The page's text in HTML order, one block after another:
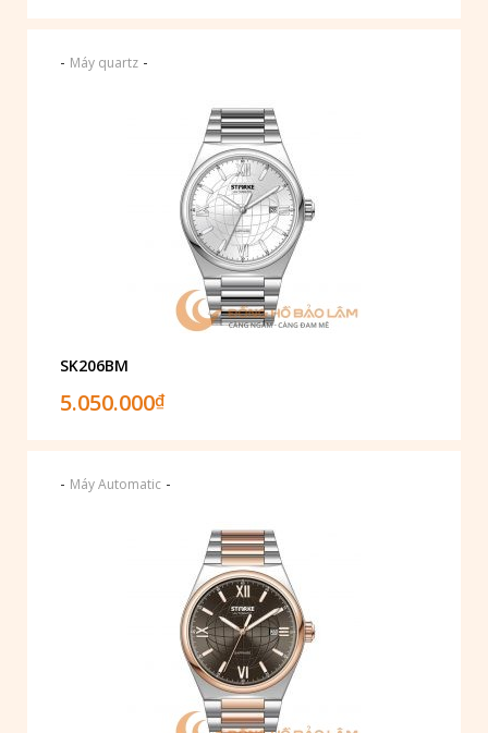
- Máy quartz -
SK206BM
5.050.000₫
- Máy Automatic -